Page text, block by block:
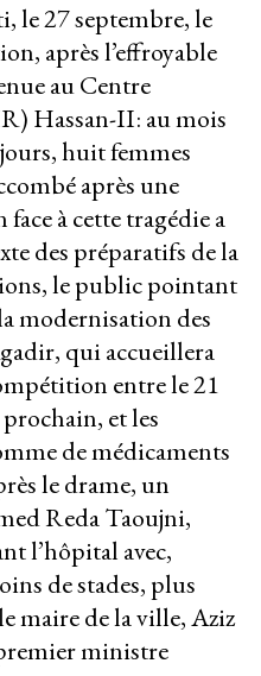
le 27 septembre, le
après l’effroyable
au Centre
Hassan-II: au mois
jours, huit femmes
après une
à cette tragédie a
des préparatifs de la
le public pointant
modernisation des
qui accueillera
entre le 21
et les
de médicaments
le drame, un
Reda Taoujni,
l’hôpital avec,
de stades, plus
maire de la ville, Aziz
ministre